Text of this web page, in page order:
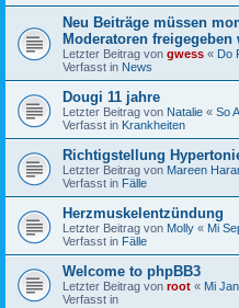
Neu Beiträge müssen
Moderatoren freigegeben
Letzter Beitrag von gwess « Do
Verfasst in News
Dougi 11 jahre
Letzter Beitrag von Natalie « So
Verfasst in Krankheiten
Richtigstellung
Letzter Beitrag von Mareen
Verfasst in Fälle
Herzmuskelentzündung
Letzter Beitrag von Molly « Mi
Verfasst in Fälle
Welcome to phpBB3
Letzter Beitrag von root « Mi
Verfasst in